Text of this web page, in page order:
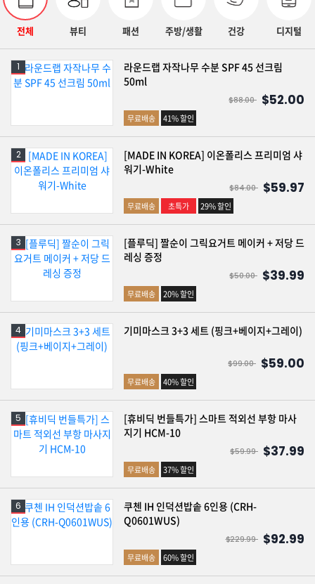
전체 뷰티 패션 주방/생활 건강 디지털
라운드랩 자작나무 수분 SPF 45 선크림
50ml
$88.00 $52.00
무료배송 41% 할인
[MADE IN KOREA] 이온폴리스 프리미엄 샤
워기-White
$84.00 $59.97
무료배송 초특가 29% 할인
[플루딕] 짤순이 그릭요거트 메이커 + 저당 드
레싱 증정
$50.00 $39.99
무료배송 20% 할인
기미마스크 3+3 세트 (핑크+베이지+그레이)
$99.00 $59.00
무료배송 40% 할인
[휴비딕 번들특가] 스마트 적외선 부항 마사
지기 HCM-10
$59.99 $37.99
무료배송 37% 할인
쿠첸 IH 인덕션밥솥 6인용 (CRH-
Q0601WUS)
$229.99 $92.99
무료배송 60% 할인